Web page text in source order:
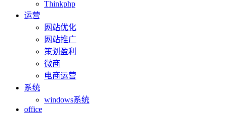
Thinkphp
运营
网站优化
网站推广
策划盈利
微商
电商运营
系统
windows系统
office